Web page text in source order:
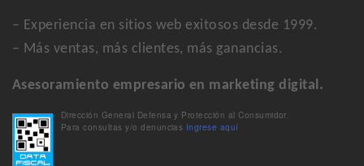
– Experiencia en sitios web exitosos desde 1999.
– Más ventas, más clientes, más ganancias.
Asesoramiento empresario en marketing digital.
Dirección General Defensa y Protección al Consumidor.
Para consultas y/o denuncias Ingrese aquí